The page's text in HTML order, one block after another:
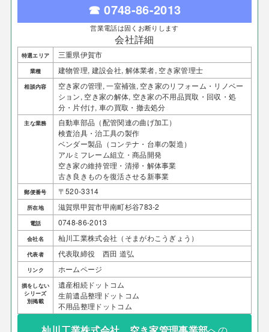
☎ 0748-86-2013
営業電話は固くお断りします
会社詳細
特選エリア 三重県伊賀市
業種 建物管理, 建設会社, 解体業者, 空き家管理士
相談内容
空き家の管理, 一室補強, 空き家のリフォーム・リノベー
ション, 空き家の解体, 空き家の不用品買取・回収・処
分・片付け, 車の買取・撤去処分
主な業務
自動車部品（配管関連の曲げ加工）
検査治具・治工具の製作
ベンダー製品（コンテナ・台車の製造）
アルミフレーム組立・商品開発
空き家の維持管理・清掃・解体事業
古き良きものを復活させる新事業
郵便番号 〒520-3314
所在地 滋賀県甲賀市甲南町杉谷783-2
電話 0748-86-2013
会社名 杣川工業株式会社（そまがわこうぎょう）
代表者 代表取締役 西田 道弘
リンク ホームページ
損をしない
シリーズ
別掲載
遺産相続ドットコム
生前遺品整理ドットコム
不用品整理ドットコム